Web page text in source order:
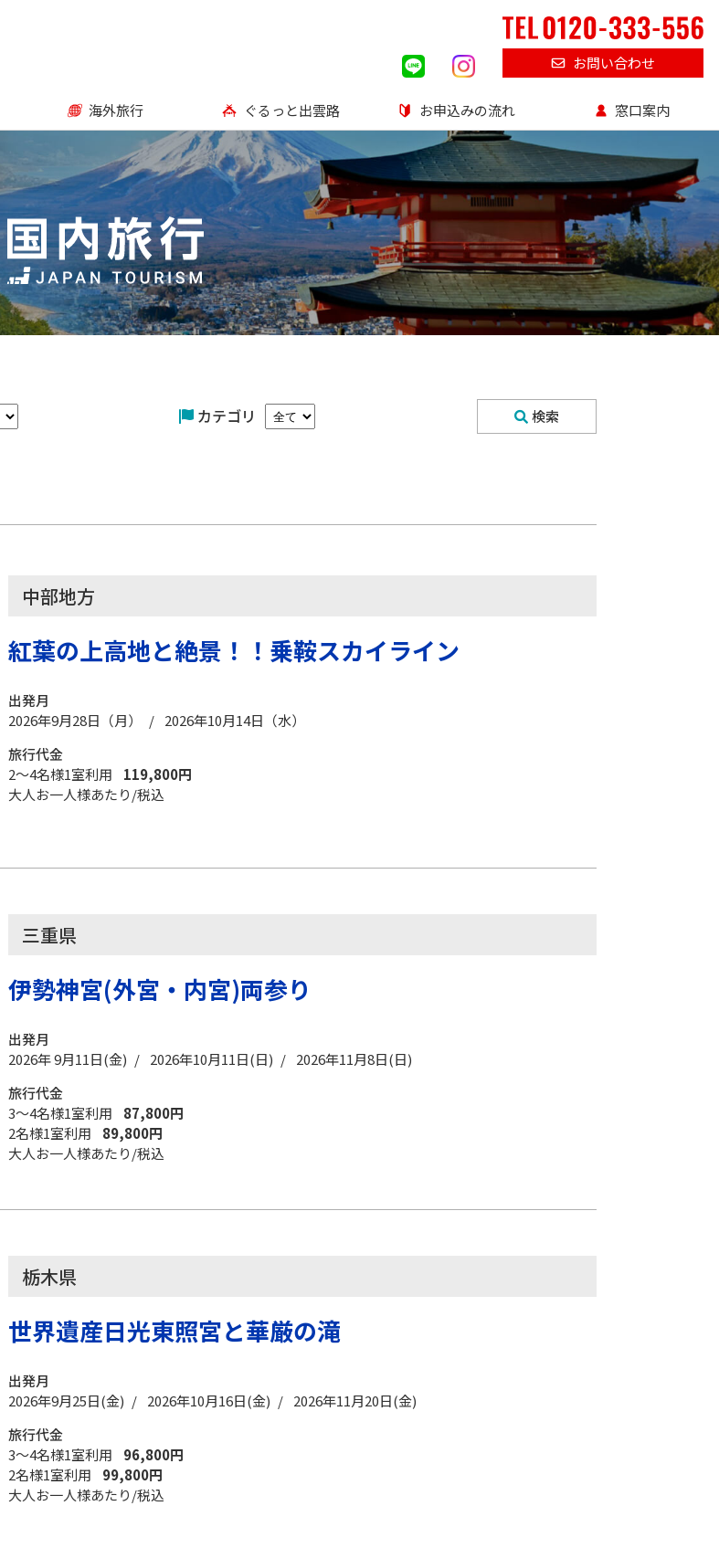
お問い合わせ
海外旅行 ぐるっと出雲路 お申込みの流れ 窓口案内
カテゴリ 検索
中部地方
紅葉の上高地と絶景！！乗鞍スカイライン
出発月
2026年9月28日（月） / 2026年10月14日（水）
旅行代金
2～4名様1室利用
119,800円
大人お一人様あたり/税込
三重県
伊勢神宮(外宮・内宮)両参り
出発月
2026年 9月11日(金) / 2026年10月11日(日) / 2026年11月8日(日)
旅行代金
3～4名様1室利用
87,800円
2名様1室利用
89,800円
大人お一人様あたり/税込
栃木県
世界遺産日光東照宮と華厳の滝
出発月
2026年9月25日(金) / 2026年10月16日(金) / 2026年11月20日(金)
旅行代金
3〜4名様1室利用
96,800円
2名様1室利用
99,800円
大人お一人様あたり/税込